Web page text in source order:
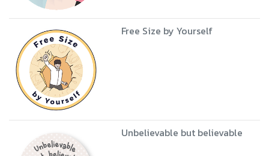
Free Size by Yourself
Unbelievable but believable